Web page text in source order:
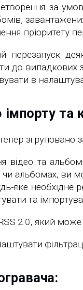
за
випадкових
в
та
та
альбомах, ви
яке
та
2.0, який